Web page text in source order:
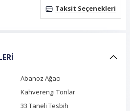
Taksit Seçenekleri
Abanoz Ağacı
Kahverengi Tonlar
33 Taneli Tesbih